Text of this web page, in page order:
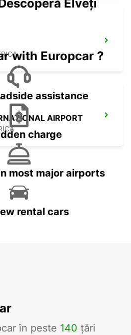
AIRPORT
Descoperă Elveția
with Europcar ?
assistance
charge
most major airports
rental cars
în peste 140 țări